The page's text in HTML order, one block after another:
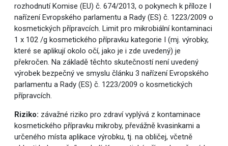
rozhodnutí Komise (EU) č. 674/2013, o pokynech k příloze I
nařízení Evropského parlamentu a Rady (ES) č. 1223/2009 o
kosmetických přípravcích. Limit pro mikrobiální kontaminaci
1 x 102 /g kosmetického přípravku kategorie I (mj. výrobky,
které se aplikují okolo očí, jako je i zde uvedený) je
překročen. Na základě těchto skutečností není uvedený
výrobek bezpečný ve smyslu článku 3 nařízení Evropského
parlamentu a Rady (ES) č. 1223/2009 o kosmetických
přípravcích.
Riziko: závažné riziko pro zdraví vyplývá z kontaminace
kosmetického přípravku mikroby, převážně kvasinkami a
určeného místa aplikace výrobku, tj. na obličej, včetně